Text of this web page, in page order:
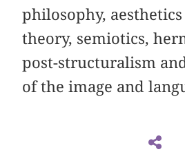
philosophy,
theory, semiotics,
post-structuralism
of the image and